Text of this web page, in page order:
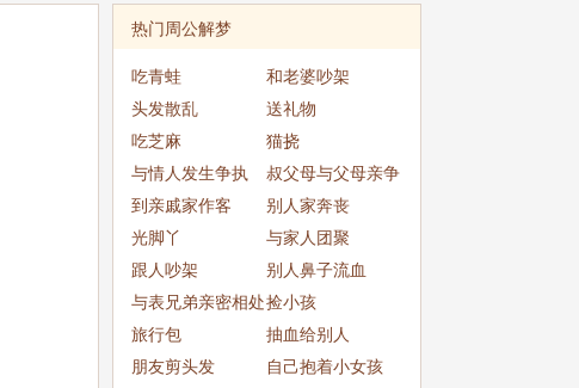
热门周公解梦
吃青蛙
和老婆吵架
头发散乱
送礼物
吃芝麻
猫挠
与情人发生争执
叔父母与父母亲争
吵
到亲戚家作客
别人家奔丧
光脚丫
与家人团聚
跟人吵架
别人鼻子流血
与表兄弟亲密相处捡小孩
旅行包
抽血给别人
朋友剪头发
自己抱着小女孩